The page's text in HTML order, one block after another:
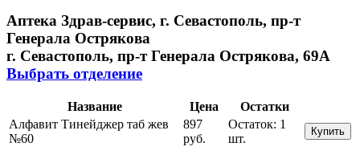
Аптека Здрав-сервис, г. Севастополь, пр-т
Генерала Острякова
г. Севастополь, пр-т Генерала Острякова, 69А
Выбрать отделение
Название Цена
Остатки
Алфавит Тинейджер таб жев
№60
897
руб.
Остаток: 1
шт.
Купить